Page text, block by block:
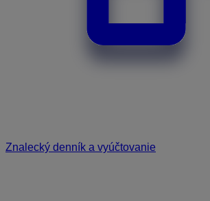
Znalecký denník a vyúčtovanie